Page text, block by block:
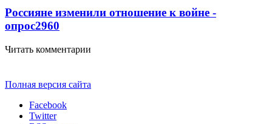
Россияне изменили отношение к войне -
опрос2960
Читать комментарии
Полная версия сайта
Facebook
Twitter